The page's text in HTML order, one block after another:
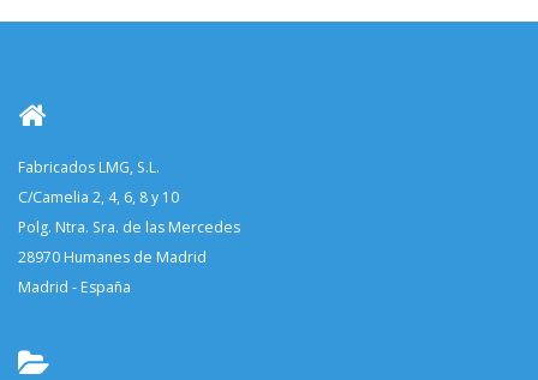
Fabricados LMG, S.L.
C/Camelia 2, 4, 6, 8 y 10
Polg. Ntra. Sra. de las Mercedes
28970 Humanes de Madrid
Madrid - España